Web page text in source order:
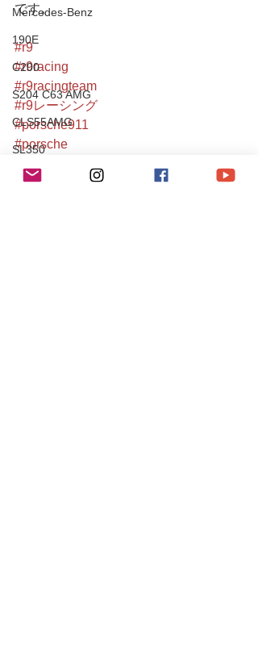
Mercedes-Benz
190E
C200
S204 C63 AMG
CLS55AMG
SL350
Chevrole
です。
#r9
#r9racing
#r9racingteam
#r9レーシング
#porsche911
#porsche
#911cabriolet